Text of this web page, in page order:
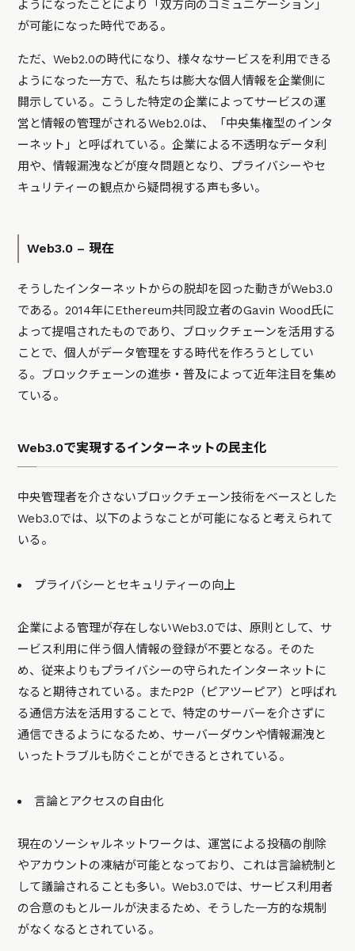
ようになったことにより「双方向のコミュニケーション」
が可能になった時代である。
ただ、Web2.0の時代になり、様々なサービスを利用できる
ようになった一方で、私たちは膨大な個人情報を企業側に
開示している。こうした特定の企業によってサービスの運
営と情報の管理がされるWeb2.0は、「中央集権型のインタ
ーネット」と呼ばれている。企業による不透明なデータ利
用や、情報漏洩などが度々問題となり、プライバシーやセ
キュリティーの観点から疑問視する声も多い。
Web3.0 – 現在
そうしたインターネットからの脱却を図った動きがWeb3.0
である。2014年にEthereum共同設立者のGavin Wood氏に
よって提唱されたものであり、ブロックチェーンを活用する
ことで、個人がデータ管理をする時代を作ろうとしてい
る。ブロックチェーンの進歩・普及によって近年注目を集め
ている。
Web3.0で実現するインターネットの民主化
中央管理者を介さないブロックチェーン技術をベースとした
Web3.0では、以下のようなことが可能になると考えられて
いる。
プライバシーとセキュリティーの向上
企業による管理が存在しないWeb3.0では、原則として、サ
ービス利用に伴う個人情報の登録が不要となる。そのた
め、従来よりもプライバシーの守られたインターネットに
なると期待されている。またP2P（ピアツーピア）と呼ばれ
る通信方法を活用することで、特定のサーバーを介さずに
通信できるようになるため、サーバーダウンや情報漏洩と
いったトラブルも防ぐことができるとされている。
言論とアクセスの自由化
現在のソーシャルネットワークは、運営による投稿の削除
やアカウントの凍結が可能となっており、これは言論統制と
して議論されることも多い。Web3.0では、サービス利用者
の合意のもとルールが決まるため、そうした一方的な規制
がなくなるとされている。